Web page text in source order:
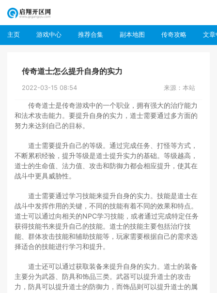
主页 游戏中心 推荐合集 副本地图 传奇攻略 文章
传奇道士怎么提升自身的实力
2022-03-15 08:54 来源：本站
传奇道士是传奇游戏中的一个职业，拥有强大的治疗能力
和法术攻击能力。要提升自身的实力，道士需要通过多方面的
努力来达到自己的目标。
道士需要提升自己的等级。通过完成任务、打怪等方式，
不断累积经验，提升等级是道士提升实力的基础。等级越高，
道士的生命值、法力值、攻击和防御力都会相应提升，使其在
战斗中更具威胁性。
道士需要通过学习技能来提升自身的实力。技能是道士在
战斗中发挥作用的关键，不同的技能有着不同的效果和特点。
道士可以通过向相关的NPC学习技能，或者通过完成特定任务
获得技能书来提升自己的技能。道士的技能主要包括治疗技
能、群体攻击技能和辅助技能等，玩家需要根据自己的需求选
择适合的技能进行学习和提升。
道士还可以通过获取装备来提升自身的实力。道士的装备
主要分为武器、防具和饰品三类。武器可以提升道士的攻击
力，防具可以提升道士的防御力，而饰品则可以提升道士的属